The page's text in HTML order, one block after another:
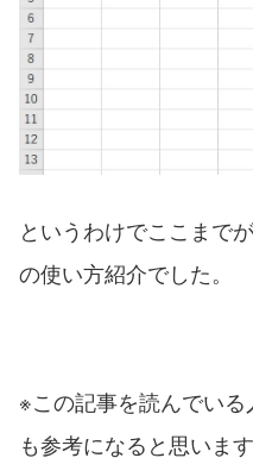
というわけでここまで
の使い方紹介でした。
※この記事を読んでい
も参考になると思います